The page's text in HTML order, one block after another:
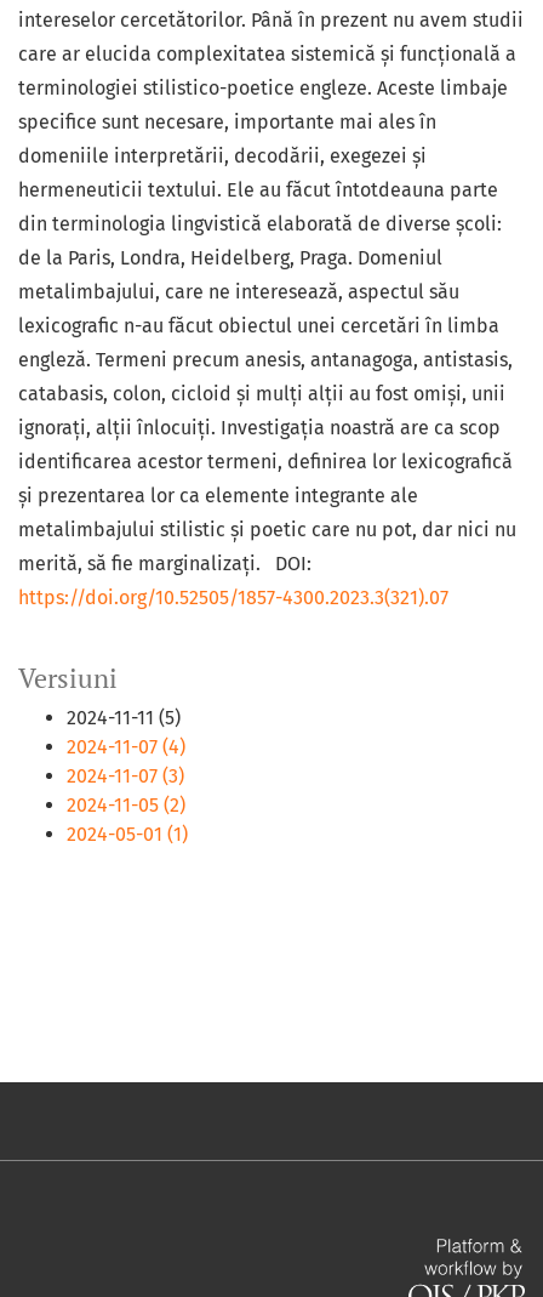
Versiuni
2024-11-11 (5)
2024-11-07 (4)
2024-11-07 (3)
2024-11-05 (2)
2024-05-01 (1)
intereselor cercetătorilor. Până în prezent nu avem studii
care ar elucida complexitatea sistemică și funcțională a
terminologiei stilistico-poetice engleze. Aceste limbaje
specifice sunt necesare, importante mai ales în
domeniile interpretării, decodării, exegezei și
hermeneuticii textului. Ele au făcut întotdeauna parte
din terminologia lingvistică elaborată de diverse școli:
de la Paris, Londra, Heidelberg, Praga. Domeniul
metalimbajului, care ne interesează, aspectul său
lexicografic n-au făcut obiectul unei cercetări în limba
engleză. Termeni precum anesis, antanagoga, antistasis,
catabasis, colon, cicloid și mulți alții au fost omiși, unii
ignorați, alții înlocuiți. Investigația noastră are ca scop
identificarea acestor termeni, definirea lor lexicografică
și prezentarea lor ca elemente integrante ale
metalimbajului stilistic și poetic care nu pot, dar nici nu
merită, să fie marginalizați. DOI:
https://doi.org/10.52505/1857-4300.2023.3(321).07